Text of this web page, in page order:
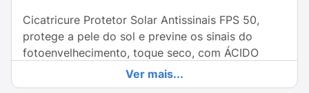
Cicatricure Protetor Solar Antissinais FPS 50,
protege a pele do sol e previne os sinais do
fotoenvelhecimento, toque seco, com ÁCIDO
HIALURÔNICO E PRÓ-COLÁGENO.
Uso:Aplique abundantemente Cicatricure Protetor
Ver mais...